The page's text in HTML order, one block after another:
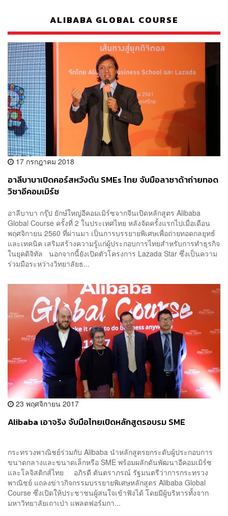
ALIBABA GLOBAL COURSE
17 กรกฎาคม 2018
อาลีบาบาเปิดคอร์สหวังดัน SMEs ไทย จับมือลาซาด้าถ่ายทอด
วิชาอีคอมเมิร์ซ
อาลีบาบา กรุ๊ป ยักษ์ใหญ่อีคอมเมิร์ซจากจีนเปิดหลักสูตร Alibaba
Global Course ครั้งที่ 2 ในประเทศไทย หลังจัดครั้งแรกไปเมื่อเดือน
พฤศจิกายน 2560 ที่ผ่านมา เป็นการบรรยายพิเศษเพื่อถ่ายทอดกลยุทธ์
และเทคนิค เสริมสร้างความรู้แก่ผู้ประกอบการไทยสำหรับการทำธุรกิจ
ในยุคดิจิทัล นอกจากนี้ยังเปิดตัวโครงการ Lazada Star ซึ่งเป็นความ
ร่วมมือระหว่างวิทยาลัยธ...
23 พฤศจิกายน 2017
Alibaba เอาจริง จับมือไทยเปิดหลักสูตรอบรม SME
กระทรวงพาณิชย์ร่วมกับ Alibaba นำหลักสูตรยกระดับผู้ประกอบการ
ขนาดกลางและขนาดเล็กหรือ SME พร้อมผลักดันพัฒนาอีคอมเมิร์ซ
และโลจิสติกส์ไทย อภิรดี ตันตราภรณ์ รัฐมนตรีว่าการกระทรวง
พาณิชย์ แถลงข่าวกิจกรรมบรรยายพิเศษหลักสูตร Alibaba Global
Course ซึ่งเปิดให้ประชาชนผู้สนใจเข้าฟังได้ โดยมีผู้บริหารทั้งจาก
มหาวิทยาลัยเถาเป่า แพลตฟอร์มกา...